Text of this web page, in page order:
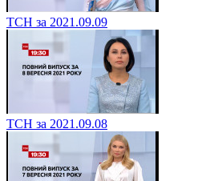
ТСН за 2021.09.09
ТСН за 2021.09.08